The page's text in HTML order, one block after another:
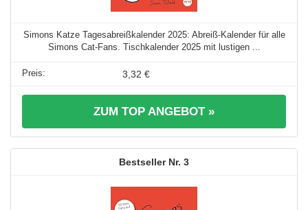
Simons Katze Tagesabreißkalender 2025: Abreiß-Kalender für alle
Simons Cat-Fans. Tischkalender 2025 mit lustigen ...
3,32 €
ZUM TOP ANGEBOT »
3